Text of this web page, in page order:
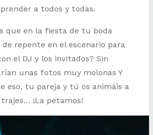
a todos y todas.
que en la fiesta de tu boda
repente en el escenario para
el DJ y los invitados? Sin
unas fotos muy molonas Y
eso, tu pareja y tú os animáis a
¡La petamos!